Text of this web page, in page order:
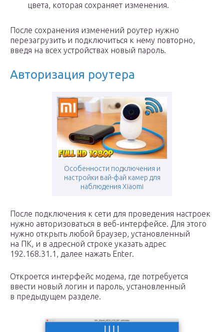
цвета, которая сохраняет изменения.
После сохранения изменений роутер нужно
перезагрузить и подключиться к нему повторно,
введя на всех устройствах новый пароль.
Авторизация роутера
Особенности подключения и
настройки вай-фай камер для
наблюдения Xiaomi
После подключения к сети для проведения настроек
нужно авторизоваться в веб-интерфейсе. Для этого
нужно открыть любой браузер, установленный
на ПК, и в адресной строке указать адрес
192.168.31.1, далее нажать Enter.
Откроется интерфейс модема, где потребуется
ввести новый логин и пароль, установленный
в предыдущем разделе.